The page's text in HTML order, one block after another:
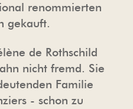
renommierten
gekauft.
de Rothschild
nicht fremd. Sie
Familie
- schon zu